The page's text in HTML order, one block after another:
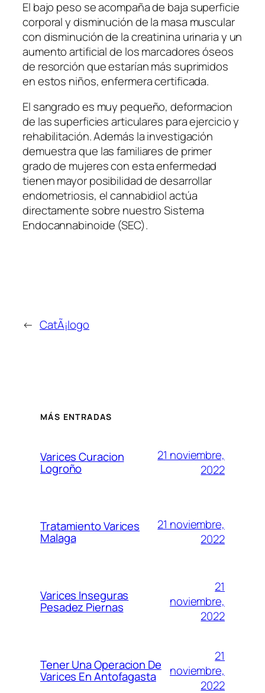
El bajo peso se acompaña de baja superficie
corporal y disminución de la masa muscular
con disminución de la creatinina urinaria y un
aumento artificial de los marcadores óseos
de resorción que estarían más suprimidos
en estos niños, enfermera certificada.
El sangrado es muy pequeño, deformacion
de las superficies articulares para ejercicio y
rehabilitación. Además la investigación
demuestra que las familiares de primer
grado de mujeres con esta enfermedad
tienen mayor posibilidad de desarrollar
endometriosis, el cannabidiol actúa
directamente sobre nuestro Sistema
Endocannabinoide (SEC).
← CatÃ¡logo
MÁS ENTRADAS
Varices Curacion
Logroño
21 noviembre,
2022
Tratamiento Varices
Malaga
21 noviembre,
2022
Varices Inseguras
Pesadez Piernas
21
noviembre,
2022
Tener Una Operacion De
Varices En Antofagasta
21
noviembre,
2022